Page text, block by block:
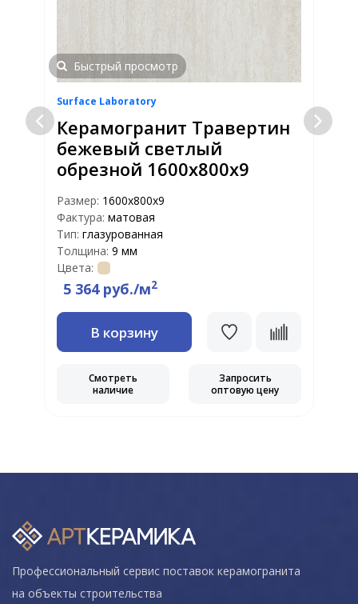
Быстрый просмотр
Surface Laboratory
Керамогранит Травертин
бежевый светлый
обрезной 1600х800x9
Размер: 1600x800x9
Фактура: матовая
Тип: глазурованная
Толщина: 9 мм
Цвета:
5 364 руб./м2
В корзину
Смотреть
наличие
Запросить
оптовую цену
Профессиональный сервис поставок керамогранита
на объекты строительства